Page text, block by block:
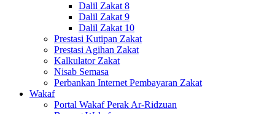
Dalil Zakat 8
Dalil Zakat 9
Dalil Zakat 10
Prestasi Kutipan Zakat
Prestasi Agihan Zakat
Kalkulator Zakat
Nisab Semasa
Perbankan Internet Pembayaran Zakat
Wakaf
Portal Wakaf Perak Ar-Ridzuan